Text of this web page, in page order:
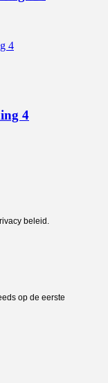
4
beleid.
op de eerste